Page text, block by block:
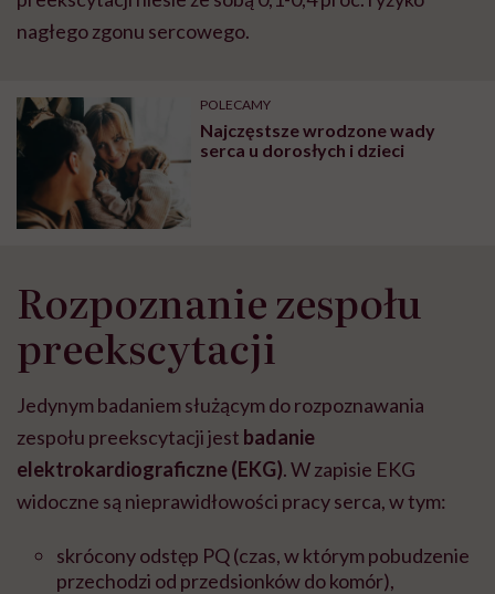
nagłego zgonu sercowego.
POLECAMY
Najczęstsze wrodzone wady
serca u dorosłych i dzieci
Rozpoznanie zespołu
preekscytacji
Jedynym badaniem służącym do rozpoznawania
zespołu preekscytacji jest badanie
elektrokardiograficzne (EKG). W zapisie EKG
widoczne są nieprawidłowości pracy serca, w tym:
skrócony odstęp PQ (czas, w którym pobudzenie
przechodzi od przedsionków do komór),